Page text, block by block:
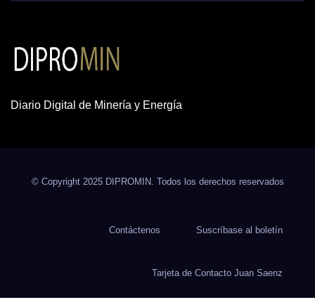
Diario Digital de Minería y Energía
© Copyright 2025 DIPROMIN. Todos los derechos reservados
Contáctenos Suscríbase al boletín
Tarjeta de Contacto Juan Saenz